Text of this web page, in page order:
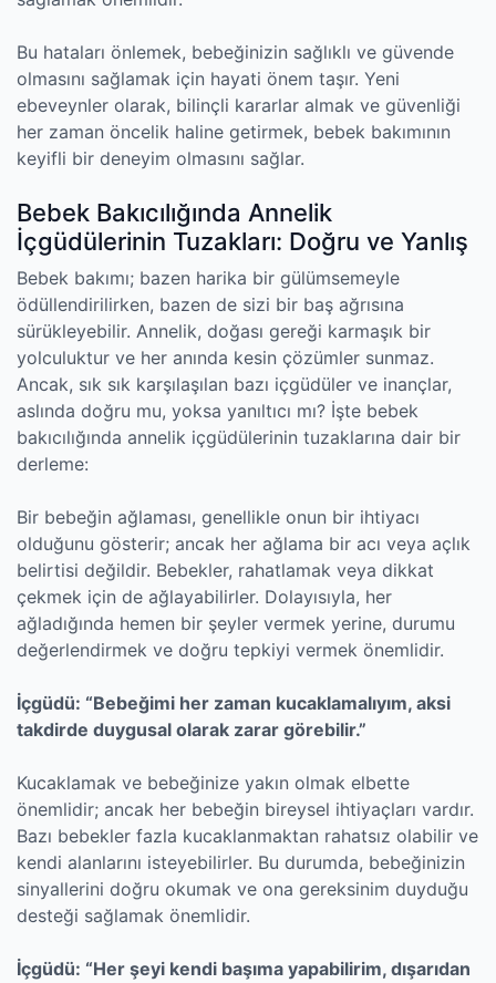
Bu hataları önlemek, bebeğinizin sağlıklı ve güvende
olmasını sağlamak için hayati önem taşır. Yeni
ebeveynler olarak, bilinçli kararlar almak ve güvenliği
her zaman öncelik haline getirmek, bebek bakımının
keyifli bir deneyim olmasını sağlar.
Bebek Bakıcılığında Annelik
İçgüdülerinin Tuzakları: Doğru ve Yanlış
Bebek bakımı; bazen harika bir gülümsemeyle
ödüllendirilirken, bazen de sizi bir baş ağrısına
sürükleyebilir. Annelik, doğası gereği karmaşık bir
yolculuktur ve her anında kesin çözümler sunmaz.
Ancak, sık sık karşılaşılan bazı içgüdüler ve inançlar,
aslında doğru mu, yoksa yanıltıcı mı? İşte bebek
bakıcılığında annelik içgüdülerinin tuzaklarına dair bir
derleme:
Bir bebeğin ağlaması, genellikle onun bir ihtiyacı
olduğunu gösterir; ancak her ağlama bir acı veya açlık
belirtisi değildir. Bebekler, rahatlamak veya dikkat
çekmek için de ağlayabilirler. Dolayısıyla, her
ağladığında hemen bir şeyler vermek yerine, durumu
değerlendirmek ve doğru tepkiyi vermek önemlidir.
İçgüdü: “Bebeğimi her zaman kucaklamalıyım, aksi
takdirde duygusal olarak zarar görebilir.”
Kucaklamak ve bebeğinize yakın olmak elbette
önemlidir; ancak her bebeğin bireysel ihtiyaçları vardır.
Bazı bebekler fazla kucaklanmaktan rahatsız olabilir ve
kendi alanlarını isteyebilirler. Bu durumda, bebeğinizin
sinyallerini doğru okumak ve ona gereksinim duyduğu
desteği sağlamak önemlidir.
İçgüdü: “Her şeyi kendi başıma yapabilirim, dışarıdan